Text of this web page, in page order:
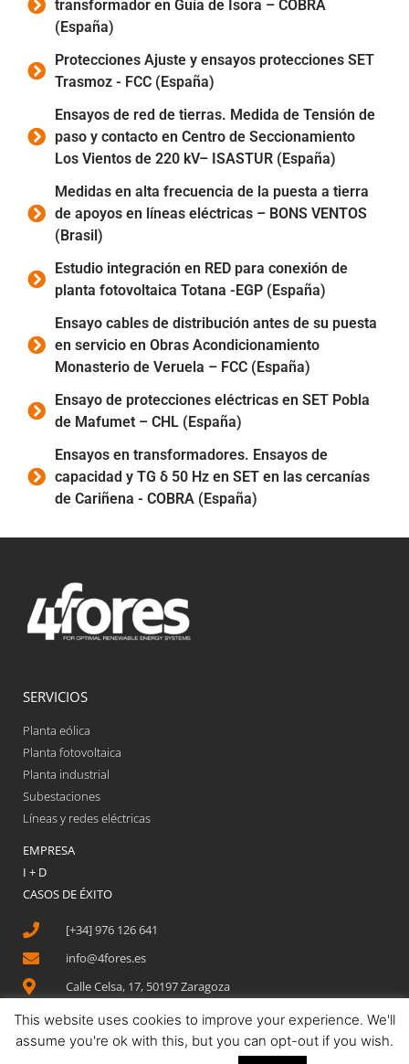
transformador en Guía de Isora – COBRA
(España)
Protecciones Ajuste y ensayos protecciones SET
Trasmoz - FCC (España)
Ensayos de red de tierras. Medida de Tensión de
paso y contacto en Centro de Seccionamiento
Los Vientos de 220 kV– ISASTUR (España)
Medidas en alta frecuencia de la puesta a tierra
de apoyos en líneas eléctricas – BONS VENTOS
(Brasil)
Estudio integración en RED para conexión de
planta fotovoltaica Totana -EGP (España)
Ensayo cables de distribución antes de su puesta
en servicio en Obras Acondicionamiento
Monasterio de Veruela – FCC (España)
Ensayo de protecciones eléctricas en SET Pobla
de Mafumet – CHL (España)
Ensayos en transformadores. Ensayos de
capacidad y TG δ 50 Hz en SET en las cercanías
de Cariñena - COBRA (España)
SERVICIOS
Planta eólica
Planta fotovoltaica
Planta industrial
Subestaciones
Líneas y redes eléctricas
EMPRESA
I + D
CASOS DE ÉXITO
[+34] 976 126 641
info@4fores.es
Calle Celsa, 17, 50197 Zaragoza
Política de privacidad Política de cookies
This website uses cookies to improve your experience. We'll
assume you're ok with this, but you can opt-out if you wish.